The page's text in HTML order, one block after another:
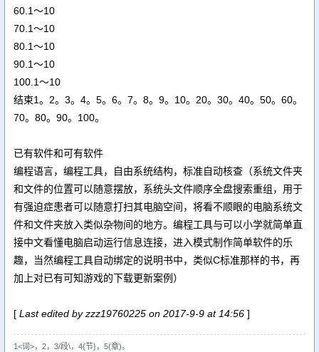
60.1～10
70.1～10
80.1～10
90.1～10
100.1～10
结束1。2。3。4。5。6。7。8。9。10。20。30。40。50。60。
70。80。90。100。
已有软件和可有软件
编程语言，编程工具，自由系统结构，标准自动核查（系统文件夹
和文件的位置可以随意摆放，系统头文件顺序全盘搜索重组，用于
有强迫症患者可以随意打扫其电脑空间，将看不顺眼的电脑系统文
件和文件夹放入类似杂物间的地方。编程工具与可以小学就简单直
接中文看懂电脑启动运行信息连接，进入模式制作简单软件的乐
趣，当然编程工具自动绑定的说明书中，类似C标准那样的书，再
加上对已有可知游戏的下载更新案例）
[ Last edited by zzz19760225 on 2017-9-9 at 14:56 ]
1<词>，2，3/段\，4{节}，5(章)。